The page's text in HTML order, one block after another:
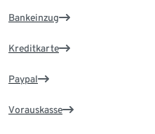
Bankeinzug
Kreditkarte
Paypal
Vorauskasse